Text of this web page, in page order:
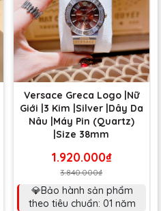
Versace Greca Logo |Nữ
Giới |3 Kim |Silver |Dây Da
Nâu |Máy Pin (Quartz)
|Size 38mm
1.920.000₫
3.840.000₫
💎Bảo hành sản phẩm
theo tiêu chuẩn: 01 năm